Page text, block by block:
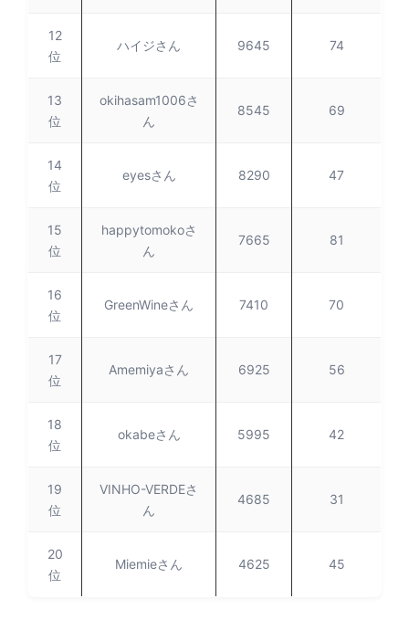
12
位
ハイジさん 9645 74
13
位
okihasam1006さ
ん
8545 69
14
位
eyesさん 8290 47
15
位
happytomokoさ
ん
7665 81
16
位
GreenWineさん 7410 70
17
位
Amemiyaさん 6925 56
18
位
okabeさん 5995 42
19
位
VINHO-VERDEさ
ん
4685 31
20
位
Miemieさん 4625 45